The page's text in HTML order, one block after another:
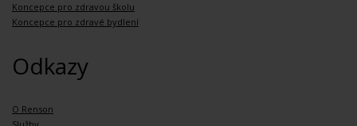
Koncepce pro zdravou školu
Koncepce pro zdravé bydlení
Odkazy
O Renson